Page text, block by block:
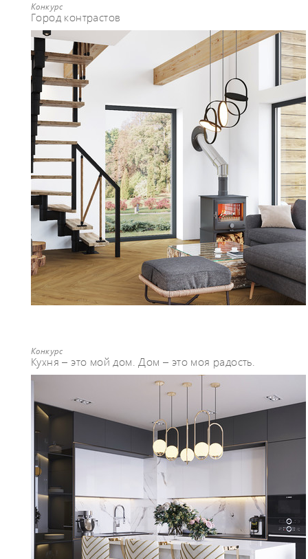
Конкурс
Город контрастов
Конкурс
Кухня – это мой дом. Дом – это моя радость.